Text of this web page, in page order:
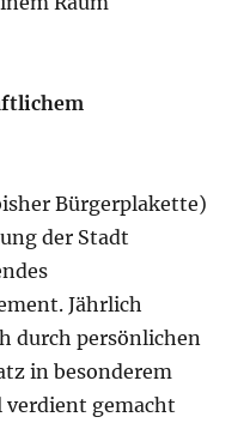
Bürgerplakette)
der Stadt
Jährlich
durch persönlichen
in besonderem
verdient gemacht